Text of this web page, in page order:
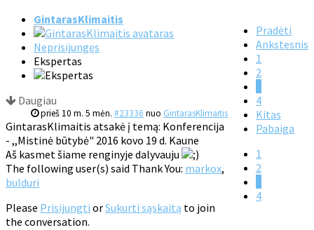
Pradėti
Ankstesnis
1
2
4
Kitas
Pabaiga
1
2
4
GintarasKlimaitis
Neprisijungęs
Ekspertas
Daugiau
prieš 10 m. 5 mėn. #23336 nuo GintarasKlimaitis
GintarasKlimaitis atsakė į temą: Konferencija
- ,,Mistinė būtybė" 2016 kovo 19 d. Kaune
Aš kasmet šiame renginyje dalyvauju
The following user(s) said Thank You: markox,
bulduri
Please Prisijungti orSukurti sąskaitą to join
the conversation.